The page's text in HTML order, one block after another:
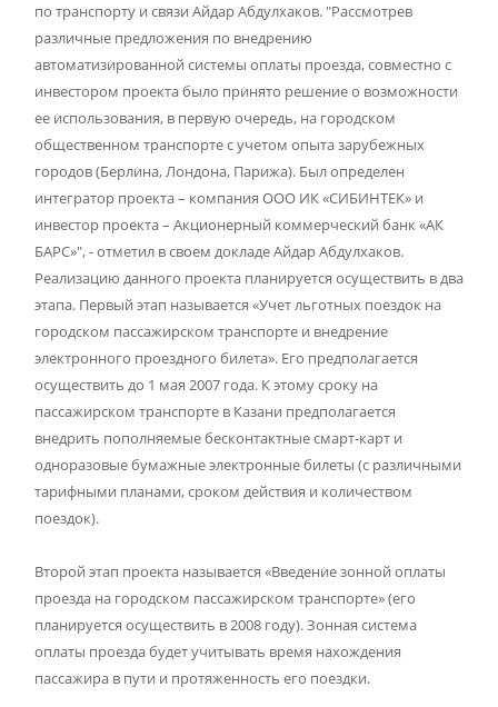
по транспорту и связи Айдар Абдулхаков. "Рассмотрев
различные предложения по внедрению
автоматизированной системы оплаты проезда, совместно с
инвестором проекта было принято решение о возможности
ее использования, в первую очередь, на городском
общественном транспорте с учетом опыта зарубежных
городов (Берлина, Лондона, Парижа). Был определен
интегратор проекта – компания ООО ИК «СИБИНТЕК» и
инвестор проекта – Акционерный коммерческий банк «АК
БАРС»", - отметил в своем докладе Айдар Абдулхаков.
Реализацию данного проекта планируется осуществить в два
этапа. Первый этап называется «Учет льготных поездок на
городском пассажирском транспорте и внедрение
электронного проездного билета». Его предполагается
осуществить до 1 мая 2007 года. К этому сроку на
пассажирском транспорте в Казани предполагается
внедрить пополняемые бесконтактные смарт-карт и
одноразовые бумажные электронные билеты (с различными
тарифными планами, сроком действия и количеством
поездок).
Второй этап проекта называется «Введение зонной оплаты
проезда на городском пассажирском транспорте» (его
планируется осуществить в 2008 году). Зонная система
оплаты проезда будет учитывать время нахождения
пассажира в пути и протяженность его поездки.